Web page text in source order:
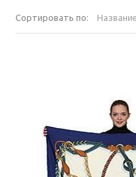
Сортировать по: Название